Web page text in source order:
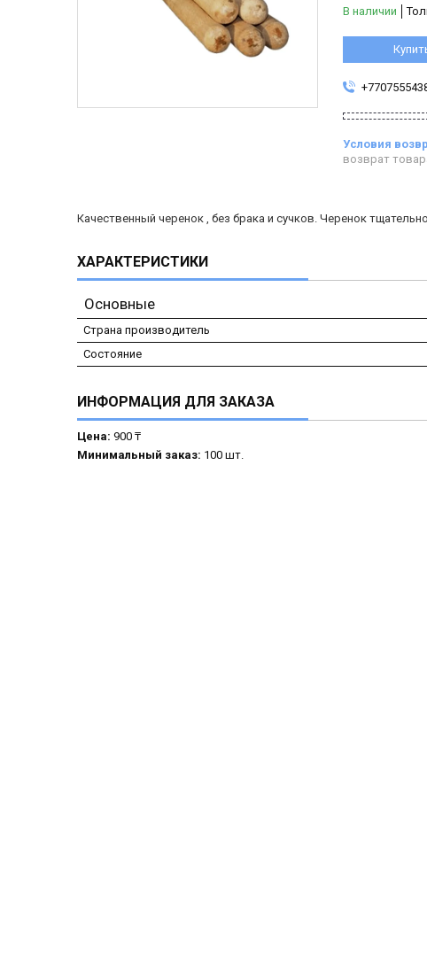
В наличии
возврат
Качественный черенок , без брака и сучков. Черенок
ХАРАКТЕРИСТИКИ
Основные
Страна производитель
Состояние
ИНФОРМАЦИЯ ДЛЯ ЗАКАЗА
Цена: 900 ₸
Минимальный заказ: 100 шт.